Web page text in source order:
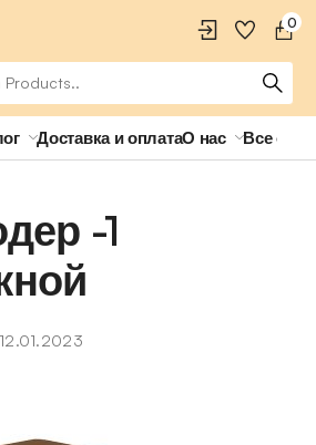
0
Доставка и оплатаО нас Все о
-1
12.01.2023